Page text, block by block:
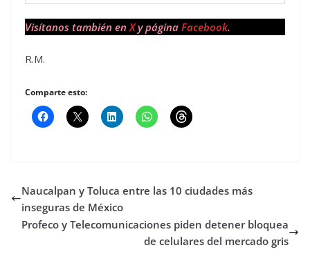
Visítanos también en Xy página Facebook.
R.M.
Comparte esto:
Naucalpan y Toluca entre las 10 ciudades más
inseguras de México
Profeco y Telecomunicaciones piden detener bloquea
de celulares del mercado gris